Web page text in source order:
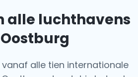
alle luchthavens
vanaf alle tien internationale